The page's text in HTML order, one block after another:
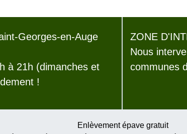
Georges-en-Auge
à 21h (dimanches et
!
ZONE
Nous
communes
Enlèvement épave gratuit